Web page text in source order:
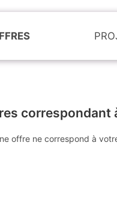
correspondant
offre ne correspond à